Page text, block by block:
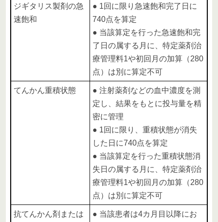
ジギタリス製剤の急
速飽和
● 1回に限り急速飽和完了日に
740点を算定
● 当該算定を行った急速飽和完
了日の属する月に、特定薬剤治
療管理料1や初回月の加算（280
点）は別に算定不可
てんかん重積状態
● 注射薬剤などの血中濃度を測
定し、結果をもとに投与量を精
密に管理
● 1回に限り、重積状態が消失
した日に740点を算定
● 当該算定を行った重積状態消
失日の属する月に、特定薬剤治
療管理料1や初回月の加算（280
点）は別に算定不可
抗てんかん剤または
● 当該患者は4カ月目以降にお